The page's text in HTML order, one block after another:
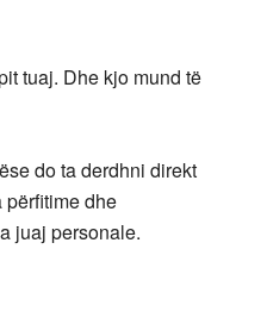
tuaj. Dhe kjo mund të
do ta derdhni direkt
përfitime dhe
juaj personale.